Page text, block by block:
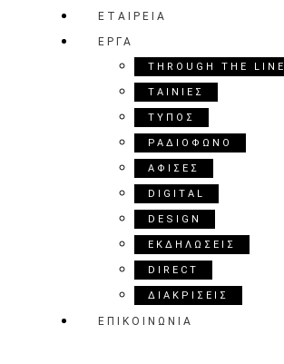
ΕΤΑΙΡΕΙΑ
ΕΡΓΑ
THROUGH THE LINE
ΤΑΙΝΙΕΣ
ΤΥΠΟΣ
ΡΑΔΙΟΦΩΝΟ
ΑΦΙΣΕΣ
DIGITAL
DESIGN
ΕΚΔΗΛΩΣΕΙΣ
DIRECT
ΔΙΑΚΡΙΣΕΙΣ
ΕΠΙΚΟΙΝΩΝΙΑ